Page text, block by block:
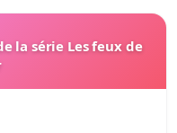
la série Les feux de